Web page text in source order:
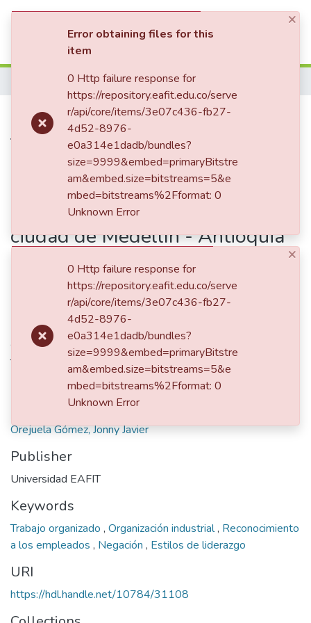
Communities & Collections
All of DSpace
Statistics
Publication:Implicaciones de
tipo individual y colectivo
asociados a la negación del
reconocimiento a los empleados
en algunas organizaciones de la
ciudad de Medellín - Antioquia
Authors
Torres García, Sandra
dc.contributor.advisor
Orejuela Gómez, Jonny Javier
Publisher
Universidad EAFIT
Keywords
Trabajo organizado , Organización industrial, Reconocimiento
a los empleados , Negación , Estilos de liderazgo
URI
https://hdl.handle.net/10784/31108
×
Error obtaining files for this
item
0 Http failure response for
https://repository.eafit.edu.co/serve
r/api/core/items/3e07c436-fb27-
4d52-8976-
e0a314e1dadb/bundles?
size=9999&embed=primaryBitstre
am&embed.size=bitstreams=5&e
mbed=bitstreams%2Fformat: 0
Unknown Error
×
0 Http failure response for
https://repository.eafit.edu.co/serve
r/api/core/items/3e07c436-fb27-
4d52-8976-
e0a314e1dadb/bundles?
size=9999&embed=primaryBitstre
am&embed.size=bitstreams=5&e
mbed=bitstreams%2Fformat: 0
Unknown Error